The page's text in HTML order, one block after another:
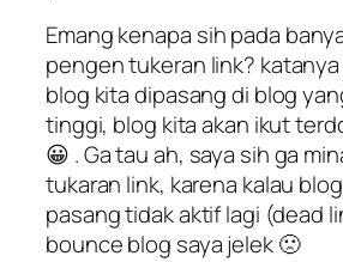
Emang kenapa sih pada
pengen tukeran link?
blog kita dipasang di blog
tinggi, blog kita akan ikut
😀 . Ga tau ah, saya sih ga
tukaran link, karena kalau
pasang tidak aktif lagi (dead
bounce blog saya jelek 🙁